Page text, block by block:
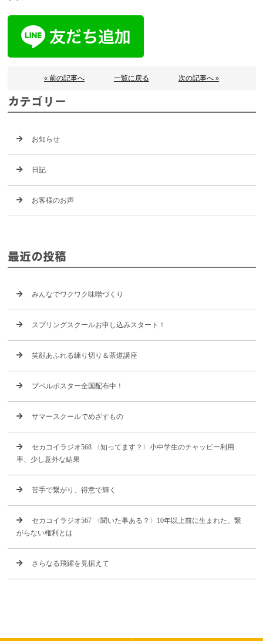
« 前の記事へ 一覧に戻る 次の記事へ »
カテゴリー
お知らせ
日記
お客様のお声
最近の投稿
みんなでワクワク味噌づくり
スプリングスクールお申し込みスタート！
笑顔あふれる練り切り＆茶道講座
プペルポスター全国配布中！
サマースクールでめざすもの
セカコイラジオ568 〈知ってます？〉小中学生のチャッピー利用
率、少し意外な結果
苦手で繋がり、得意で輝く
セカコイラジオ567 〈聞いた事ある？〉10年以上前に生まれた、繋
がらない権利とは
さらなる飛躍を見据えて